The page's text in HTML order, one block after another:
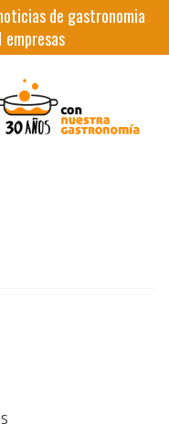
de gastronomia
empresas